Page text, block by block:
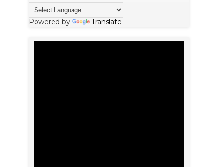
Powered by Translate